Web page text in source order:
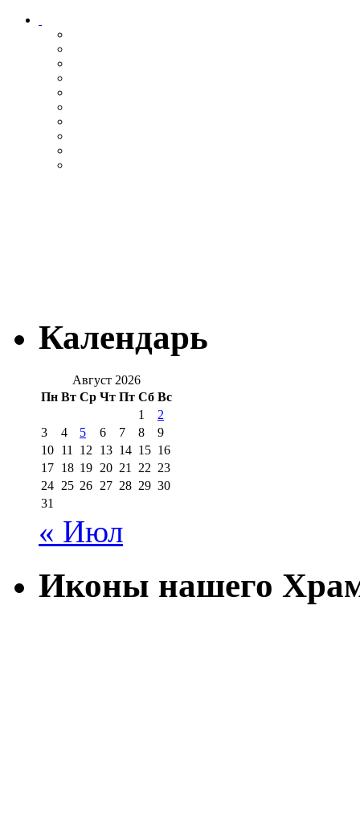
Календарь
Август 2026
Пн Вт Ср Чт Пт Сб Вс
1
2
3
4 5 6 7 8
9
10 11 12 13 14 15 16
17 18 19 20 21 22 23
24 25 26 27 28 29 30
31
« Июл
Иконы нашего